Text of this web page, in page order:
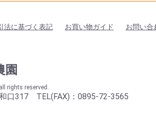
法に基づく表記 お買い物ガイド お問い合
園
rights reserved.
口317 TEL(FAX)：0895-72-3565